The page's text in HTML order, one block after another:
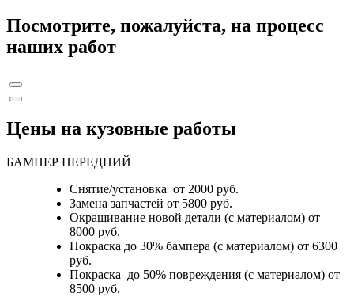
Посмотрите, пожалуйста, на процесс
наших работ
Цены на кузовные работы
БАМПЕР ПЕРЕДНИЙ
Снятие/установка от 2000 руб.
Замена запчастей от 5800 руб.
Окрашивание новой детали (с материалом) от
8000 руб.
Покраска до 30% бампера (с материалом) от 6300
руб.
Покраска до 50% повреждения (с материалом) от
8500 руб.